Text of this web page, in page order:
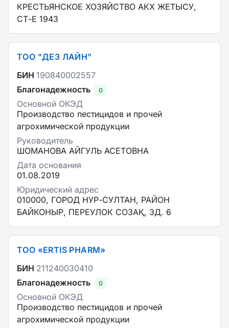
КРЕСТЬЯНСКОЕ ХОЗЯЙСТВО АКХ ЖЕТЫСУ,
СТ-Е 1943
ТОО "ДЕЗ ЛАЙН"
БИН 190840002557
Благонадежность
0
Основной ОКЭД
Производство пестицидов и прочей
агрохимической продукции
Руководитель
ШОМАНОВА АЙГУЛЬ АСЕТОВНА
Дата основания
01.08.2019
Юридический адрес
010000, ГОРОД НУР-СУЛТАН, РАЙОН
БАЙКОНЫР, ПЕРЕУЛОК СОЗАҚ, ЗД. 6
ТОО «ЕRTIS PHARM»
БИН 211240030410
Благонадежность
0
Основной ОКЭД
Производство пестицидов и прочей
агрохимической продукции